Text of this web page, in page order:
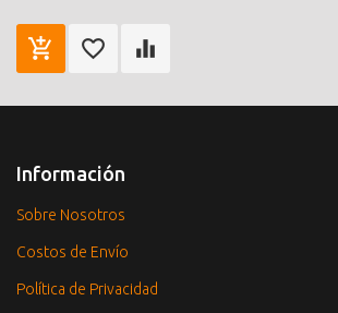
Información
Sobre Nosotros
Costos de Envío
Política de Privacidad